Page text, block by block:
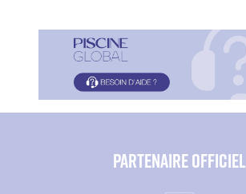
Paragraphes
PARTENAIRE OFFICIEL